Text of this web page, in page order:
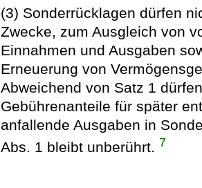
(3) Sonderrücklagen dürfen
Zwecke, zum Ausgleich von
Einnahmen und Ausgaben
Erneuerung von
Abweichend von Satz 1
Gebührenanteile für später
anfallende Ausgaben in
Abs. 1 bleibt unberührt. 7